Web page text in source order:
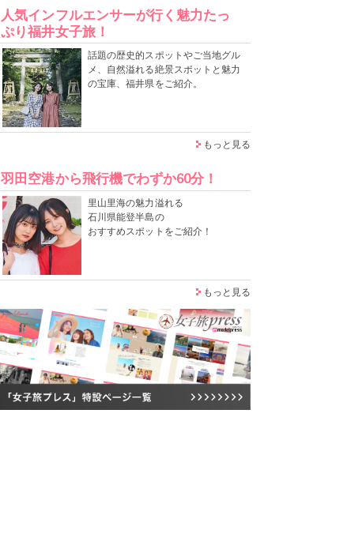
人気インフルエンサーが行く魅力たっ
ぷり福井女子旅！
話題の歴史的スポットやご当地グル
メ、自然溢れる絶景スポットと魅力
の宝庫、福井県をご紹介。
もっと見る
羽田空港から飛行機でわずか60分！
里山里海の魅力溢れる
石川県能登半島の
おすすめスポットをご紹介！
もっと見る